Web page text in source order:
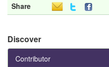
Share
Discover
Contributor